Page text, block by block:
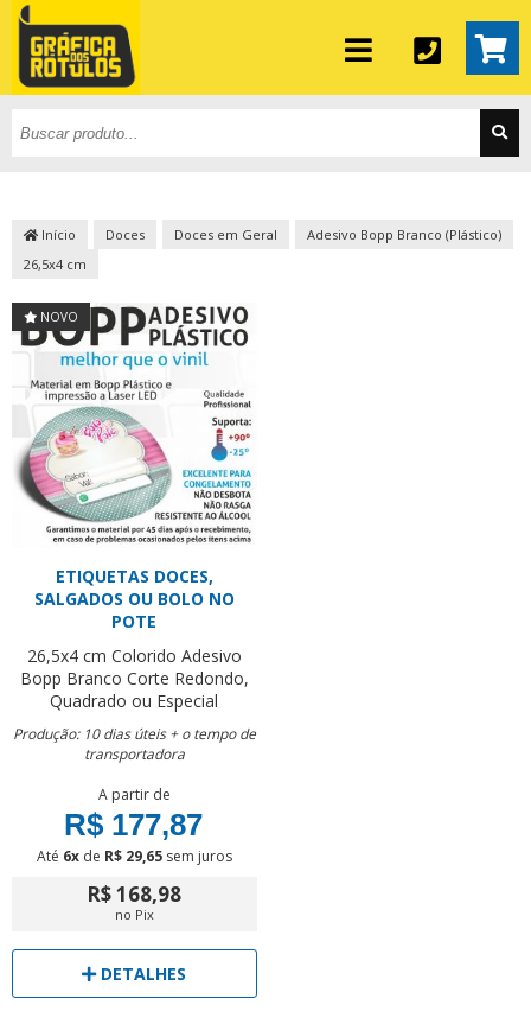
Início Doces Doces em Geral
Adesivo Bopp Branco (Plástico)
26,5x4 cm
NOVO
ETIQUETAS DOCES,
SALGADOS OU BOLO NO
POTE
26,5x4 cm Colorido Adesivo
Bopp Branco Corte Redondo,
Quadrado ou Especial
Produção: 10 dias úteis + o tempo de
transportadora
A partir de
R$ 177,87
Até 6xde R$ 29,65sem juros
R$ 168,98
no Pix
DETALHES